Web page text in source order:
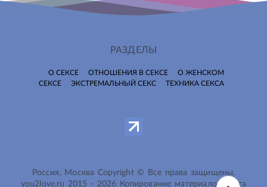
РАЗДЕЛЫ
О СЕКСЕ ОТНОШЕНИЯ В СЕКСЕ
О ЖЕНСКОМ
СЕКСЕ
ЭКСТРЕМАЛЬНЫЙ СЕКС ТЕХНИКА СЕКСА
Россия, Москва Copyright © Все права защищены.
you2love.ru 2015 - 2026 Копирование материалов сайта